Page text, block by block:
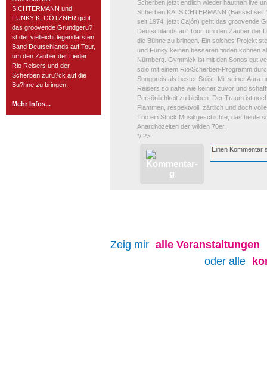
SICHTERMANN und
FUNKY K. GÖTZNER geht
das groovende Grundgeru?
st der vielleicht legendärsten
Band Deutschlands auf Tour,
um den Zauber der Lieder
Rio Reisers und der
Scherben zuru?ck auf die
Bu?hne zu bringen.
Mehr Infos...
Scherben jetzt endlich wieder hautnah live
Scherben KAI SICHTERMANN (Bassist
seit 1974, jetzt Cajón) geht das groovende
Deutschlands auf Tour, um den Zauber der
die Bühne zu bringen. Ein solches Projekt
und Funky keinen besseren finden können
Nürnberg. Gymmick ist mit den Songs gut
solo mit einem Rio/Scherben-Programm
Songpreis als bester Solist. Mit seiner Aura
Reisers so nahe wie keiner zuvor und
Persönlichkeit zu bleiben. Der Traum ist
Flammen, respektvoll, zärtlich und doch
Trio ein Stück Musikgeschichte, das heute
Anarchozeiten der wilden 70er.
*/ ?>
Zeig mir alle Veranstaltungen
oder alle